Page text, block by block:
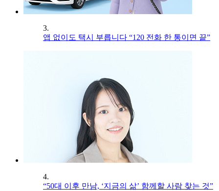
3.
앱 없이도 택시 부릅니다 “120 전화 한 통이면 끝”
4.
“50대 이후 만남, ‘지금의 삶’ 함께할 사람 찾는 것”